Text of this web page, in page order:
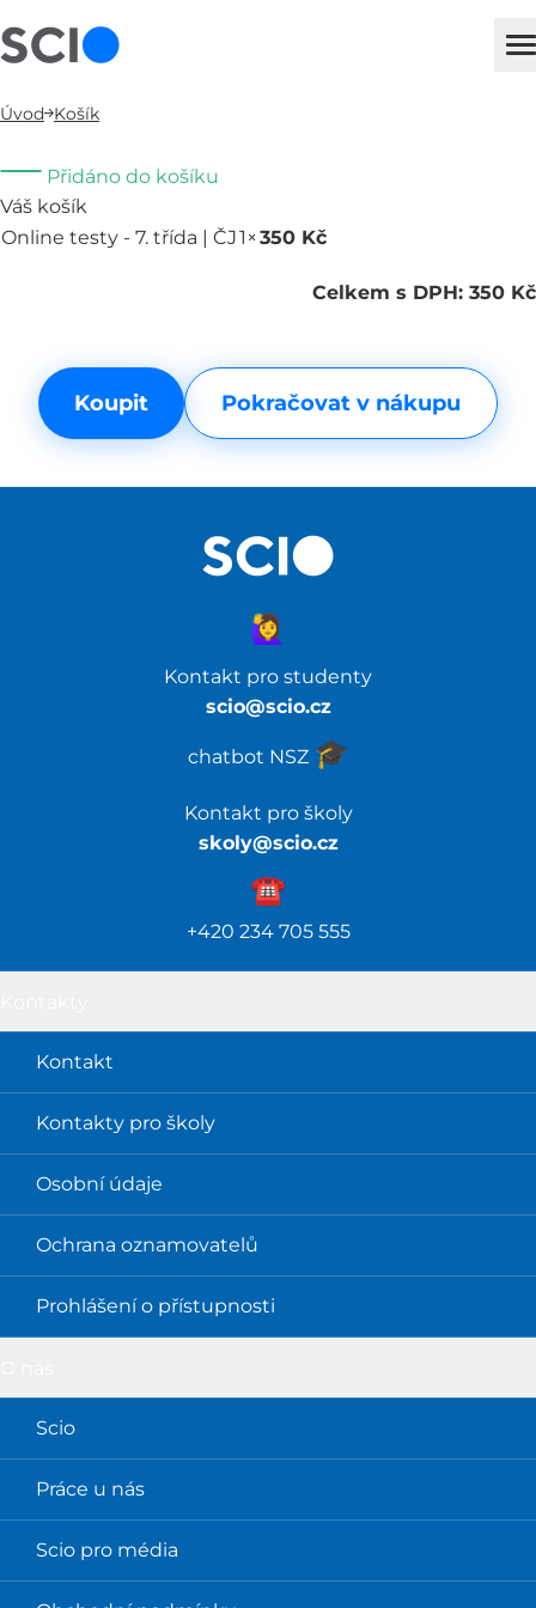
Úvod Košík
Přidáno do košíku
Váš košík
Online testy - 7. třída | ČJ1×350 Kč
Celkem s DPH: 350 Kč
Pokračovat v nákupu
Koupit
Kontakt pro studenty
scio@scio.cz
chatbot NSZ 🎓️
🙋‍♀️
Kontakt pro školy
skoly@scio.cz
☎️️
+420 234 705 555
Kontakt
Kontakty pro školy
Osobní údaje
Ochrana oznamovatelů
Prohlášení o přístupnosti
Scio
Práce u nás
Scio pro média